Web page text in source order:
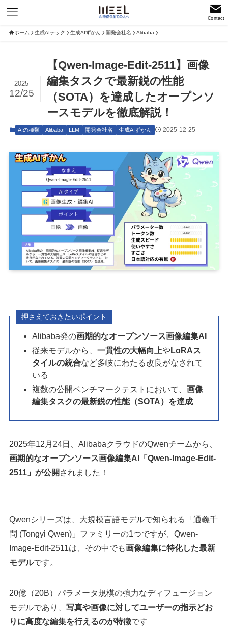
Contact
ホーム 生成AIテック 生成AIずかん 開発会社名 Alibaba
【Qwen-Image-Edit-2511】画像
編集タスクで最新鋭の性能
（SOTA）を達成したオープンソ
ースモデルを徹底解説！
2025
12/25
AIの種類 Alibaba LLM 開発会社名 生成AIずかん 2025-12-25
押さえておきたいポイント
Alibaba発の画期的なオープンソース画像編集AI
従来モデルから、 一貫性の大幅向上やLoRAス
タイルの統合など多岐にわたる改良がなされて
いる
複数の公開ベンチマークテストにおいて、 画像
編集タスクの最新鋭の性能（SOTA）を達成
2025年12月24日、AlibabaクラウドのQwenチームから、
画期的なオープンソース画像編集AI「Qwen-Image-Edit-
2511」が公開 されました！
Qwenシリーズは、大規模言語モデルで知られる「通義千
問 (Tongyi Qwen)」ファミリーの1つですが、Qwen-
Image-Edit-2511は、その中でも画像編集に特化した最新
モデルです。
20億（20B）パラメータ規模の強力なディフュージョン
モデルであり、 写真や画像に対してユーザーの指示どお
りに高度な編集を行えるのが特徴です